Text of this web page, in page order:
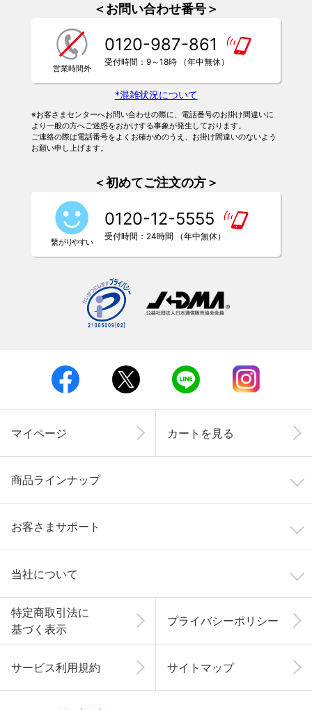
＜お問い合わせ番号＞
0120-987-861
受付時間：9～18時 （年中無休）
*混雑状況について
※お客さまセンターへお問い合わせの際に、電話番号のお掛け間違いに
より一般の方へご迷惑をおかけする事象が発生しております。
ご連絡の際は電話番号をよくお確かめのうえ、お掛け間違いのないよう
お願い申し上げます。
＜初めてご注文の方＞
0120-12-5555
受付時間：24時間 （年中無休）
マイページ カートを見る
商品ラインナップ
お客さまサポート
当社について
特定商取引法に
基づく表示
プライバシーポリシー
サービス利用規約 サイトマップ